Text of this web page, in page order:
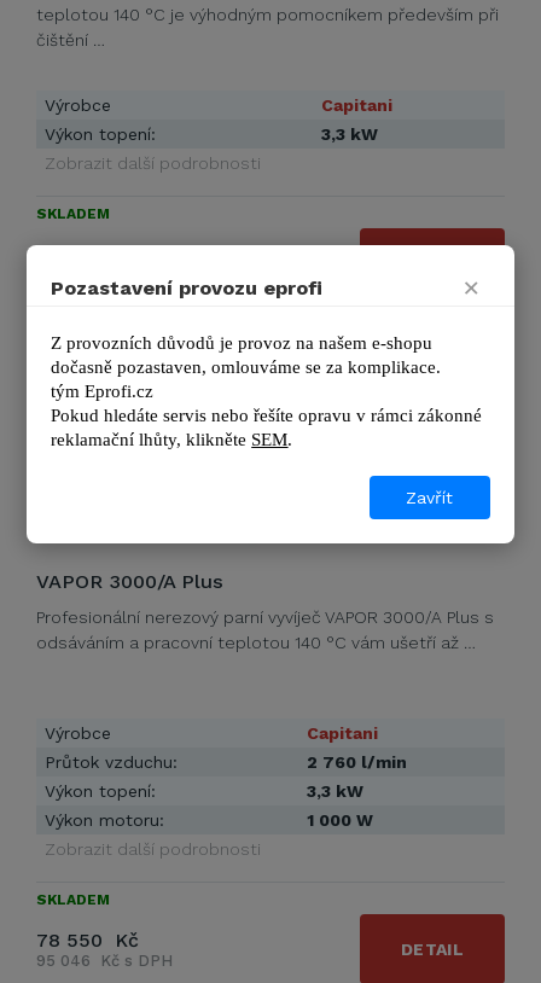
teplotou 140 °C je výhodným pomocníkem především při
čištění …
Výrobce
Capitani
Výkon topení:
3,3 kW
Zobrazit další podrobnosti
SKLADEM
VAPOR 3000/A Plus
Profesionální nerezový parní vyvíječ VAPOR 3000/A Plus s
odsáváním a pracovní teplotou 140 °C vám ušetří až …
Výrobce
Capitani
Průtok vzduchu:
2 760 l/min
Výkon topení:
3,3 kW
Výkon motoru:
1 000 W
Zobrazit další podrobnosti
SKLADEM
78 550 Kč
95 046 Kč s DPH
DETAIL
Pozastavení provozu eprofi ×
Z provozních důvodů je provoz na našem e-shopu
dočasně pozastaven, omlouváme se za komplikace.
tým Eprofi.cz
Pokud hledáte servis nebo řešíte opravu v rámci zákonné
reklamační lhůty, klikněte SEM.
Zavřít